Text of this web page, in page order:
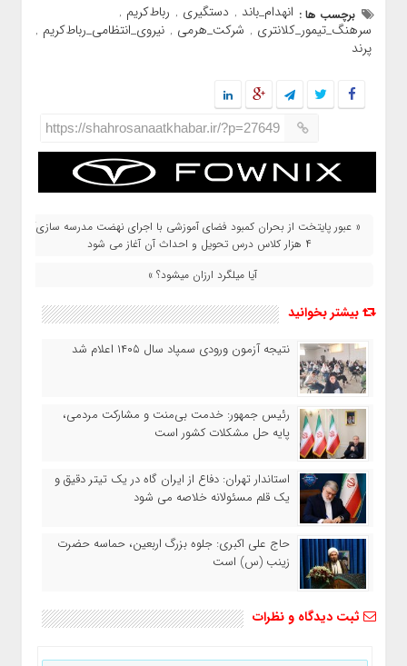
برچسب ها : انهدام_باند , دستگیری , رباط‌کریم ,
سرهنگ_تیمور_کلانتری , شرکت_هرمی , نیروی_انتظامی_رباط‌کریم ,
پرند
https://shahrosanaatkhabar.ir/?p=27649
« عبور پایتخت از بحران کمبود فضای آموزشی با اجرای نهضت مدرسه سازی/
۴ هزار کلاس درس تحویل و احداث آن آغاز می شود
آیا میلگرد ارزان میشود؟ »
بیشتر بخوانید
نتیجه آزمون ورودی سمپاد سال ۱۴۰۵ اعلام شد
رئیس جمهور: خدمت بی‌منت و مشارکت مردمی،
پایه حل مشکلات کشور است
استاندار تهران: دفاع از ایران گاه در یک تیتر دقیق و
یک قلم مسئولانه خلاصه می شود
حاج‌ علی‌ اکبری: جلوه بزرگ اربعین، حماسه حضرت
زینب (س) است
ثبت دیدگاه و نظرات